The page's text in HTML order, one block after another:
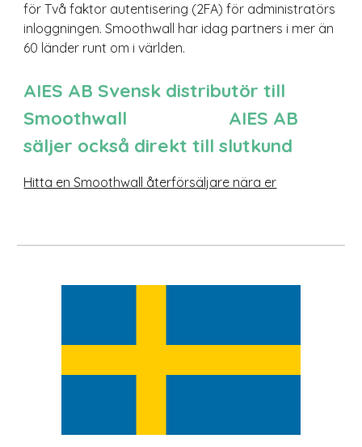
för Två faktor autentisering (2FA) för administratörs
inloggningen. Smoothwall har idag partners i mer än
60 länder runt om i världen.
AIES AB Svensk distributör till
Smoothwall
AIES AB
säljer också direkt till slutkund
Hitta en Smoothwall återförsäljare nära er